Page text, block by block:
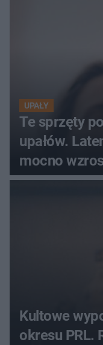
UPAŁY
Te sprzęty
upałów.
mocno
Kultowe
okresu PRL.